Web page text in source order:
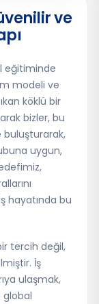
ve
eğitiminde
modeli ve
köklü bir
bizler, bu
buluşturarak,
uygun,
hayatında bu
tercih değil,
İş
ulaşmak,
global